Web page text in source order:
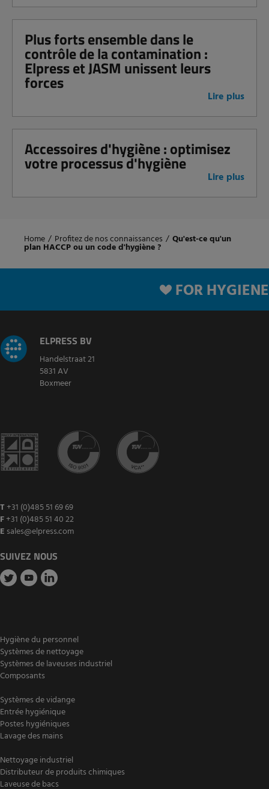
Plus forts ensemble dans le
contrôle de la contamination :
Elpress et JASM unissent leurs
forces
Lire plus
Accessoires d'hygiène : optimisez
votre processus d'hygiène
Lire plus
Home / Profitez de nos connaissances / Qu'est-ce qu'un
plan HACCP ou un code d'hygiène ?
FOR HYGIENE
ELPRESS BV
Handelstraat 21
5831 AV
Boxmeer
T +31 (0)485 51 69 69
F+31 (0)485 51 40 22
E sales@elpress.com
SUIVEZ NOUS
Hygiène du personnel
Systèmes de nettoyage
Systèmes de laveuses industriel
Composants
Systèmes de vidange
Entrée hygiénique
Postes hygiéniques
Lavage des mains
Nettoyage industriel
Distributeur de produits chimiques
Laveuse de bacs